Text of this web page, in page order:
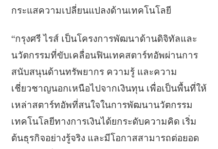
กระแสความเปลี่ยนแปลงด้านเทคโนโลยี
“กรุงศรี ไรส์ เป็นโครงการพัฒนาด้านดิจิทัลและ
นวัตกรรมที่ขับเคลื่อนฟินเทคสตาร์ทอัพผ่านการ
สนับสนุนด้านทรัพยากร ความรู้ และความ
เชี่ยวชาญนอกเหนือไปจากเงินทุน เพื่อเป็นพื้นที่ให้
เหล่าสตาร์ทอัพที่สนใจในการพัฒนานวัตกรรม
เทคโนโลยีทางการเงินได้ยกระดับความคิด เริ่ม
ต้นธุรกิจอย่างรู้จริง และมีโอกาสสามารถต่อยอด